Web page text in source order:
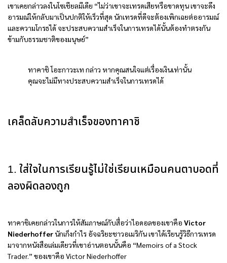
เขาเคยกล่าวลงในโซเชียลมีเดีย “ไม่ว่าเขาจะเทรดเสียหรือขาดทุน เขาจะดึง
อารมณ์ให้กลับมาเป็นปกติให้เร็วที่สุด นักเทรดที่ดีจะต้องเพิกเฉยต่ออารมณ์
และความโกรธได้ จะประสบความสำเร็จในการเทรดได้นั้นต้องทำตรงกัน
ข้ามกับธรรมชาติของมนุษย์”
ทาคาชิ โอะกาวะเท กล่าว หากคุณสนใจแต่เรื่องเงินเท่านั้น
คุณจะไม่มีทางประสบความสำเร็จในการเทรดได้
เคล็ดลับความสำเร็จของทาคาชิ
1. ใส่ใจในการเรียนรู้ไม่ใช่เรียนเหมือนคนตาบอดที่
ลองผิดลองถูก
ทาคาชิเคยกล่าวในการให้สัมภาษณ์กับสื่อว่าไอดอลของเขาคือ Victor
Niederhofferนักเก็งกำไร อัจฉริยะชาวอเมริกัน เขาได้เรียนรู้วิธีการเทรด
มาจากหนังสือเล่มเดียวที่เขาอ่านตอนนั้นคือ “Memoirs of a Stock
Trader.” ของเขาคือ Victor Niederhoffer